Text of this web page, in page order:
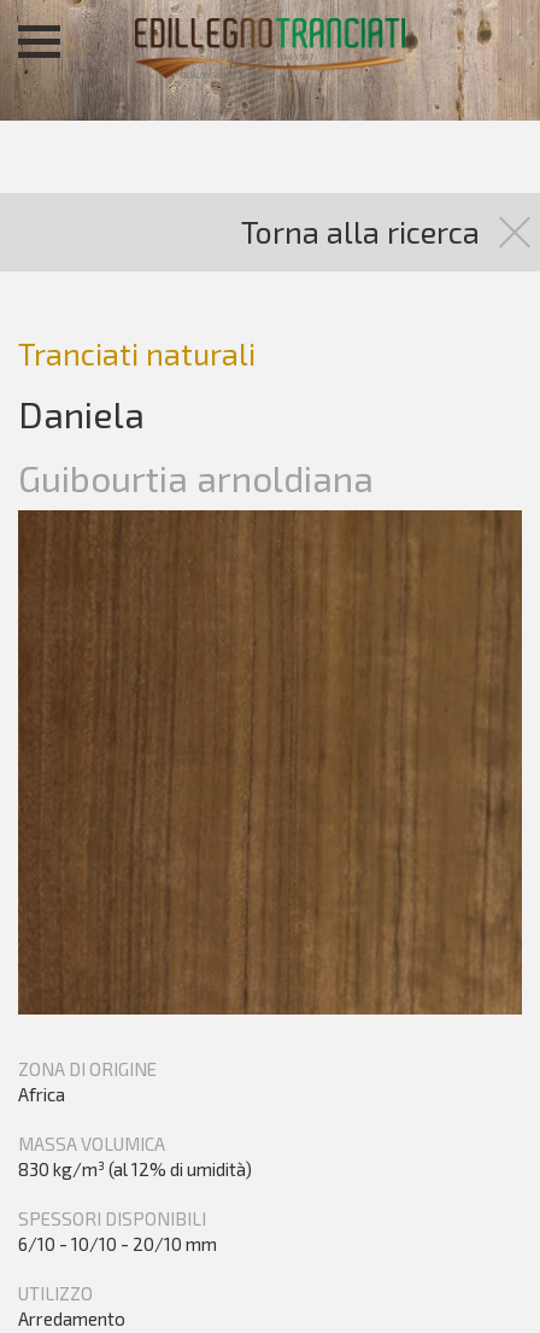
Torna alla ricerca
Tranciati naturali
Daniela
Guibourtia arnoldiana
ZONA DI ORIGINE
Africa
MASSA VOLUMICA
830 kg/m³ (al 12% di umidità)
SPESSORI DISPONIBILI
6/10 - 10/10 - 20/10 mm
UTILIZZO
Arredamento